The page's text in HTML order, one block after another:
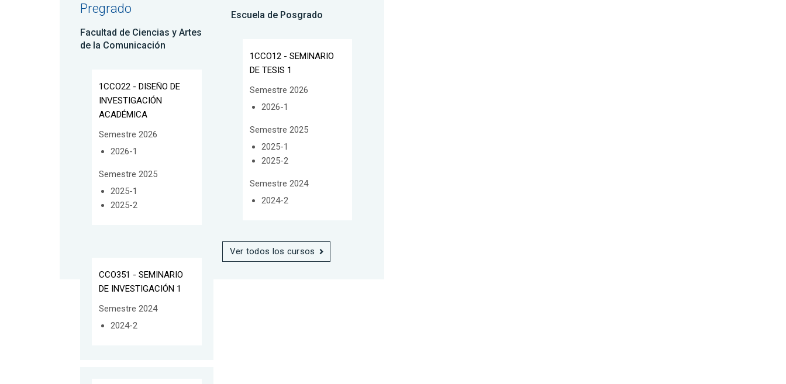
Pregrado
Facultad de Ciencias y Artes
de la Comunicación
1CCO22 - DISEÑO DE
INVESTIGACIÓN
ACADÉMICA
Semestre 2026
2026-1
Semestre 2025
2025-1
2025-2
CCO351 - SEMINARIO
DE INVESTIGACIÓN 1
Semestre 2024
2024-2
Escuela de Posgrado
1CCO12 - SEMINARIO
DE TESIS 1
Semestre 2026
2026-1
Semestre 2025
2025-1
2025-2
Semestre 2024
2024-2
Ver todos los cursos